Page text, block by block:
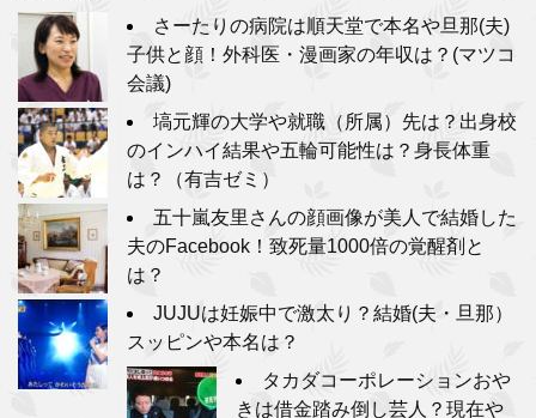
さーたりの病院は順天堂で本名や旦那(夫)
子供と顔！外科医・漫画家の年収は？(マツコ
会議)
塙元輝の大学や就職（所属）先は？出身校
のインハイ結果や五輪可能性は？身長体重
は？（有吉ゼミ）
五十嵐友里さんの顔画像が美人で結婚した
夫のFacebook！致死量1000倍の覚醒剤と
は？
JUJUは妊娠中で激太り？結婚(夫・旦那）
スッピンや本名は？
タカダコーポレーションおや
きは借金踏み倒し芸人？現在や